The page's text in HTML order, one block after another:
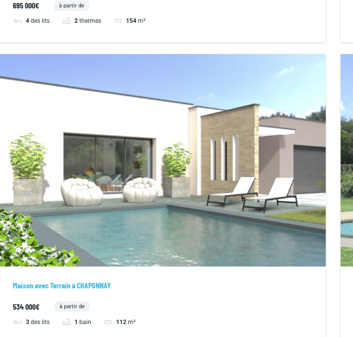
695 000€ à partir de
4 des lits 2 thermes 154 m²
Maison avec Terrain à CHAPONNAY
534 000€ à partir de
3 des lits 1 bain 112 m²